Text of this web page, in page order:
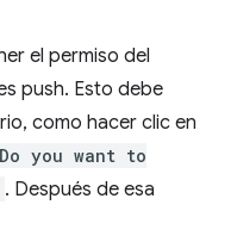
el permiso del
push. Esto debe
como hacer clic en
Do you want to
. Después de esa